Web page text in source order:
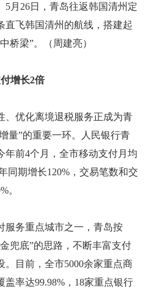
月26日，青岛往返韩国清州定
直飞韩国清州的航线，搭建起
桥梁”。（周建亮）
增长2倍
、优化离境退税服务正成为青
量”的重要一环。人民银行青
年前4个月，全市移动支付月均
同期增长120%，交易笔数和交
。
服务重点城市之一，青岛按
兜底”的思路，不断丰富支付
。目前，全市5000余家重点商
率达99.98%，18家重点银行